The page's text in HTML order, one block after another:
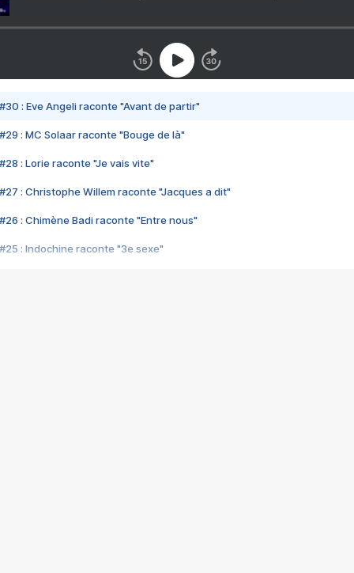
#30 : Eve Angeli raconte "Avant de partir"
#29 : MC Solaar raconte "Bouge de là"
#28 : Lorie raconte "Je vais vite"
#27 : Christophe Willem raconte "Jacques a dit"
#26 : Chimène Badi raconte "Entre nous"
#25 : Indochine raconte "3e sexe"